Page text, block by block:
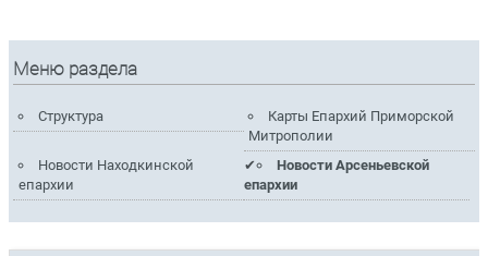
Меню раздела
Структура
Карты Епархий Приморской
Митрополии
Новости Находкинской
епархии
Новости Арсеньевской
епархии